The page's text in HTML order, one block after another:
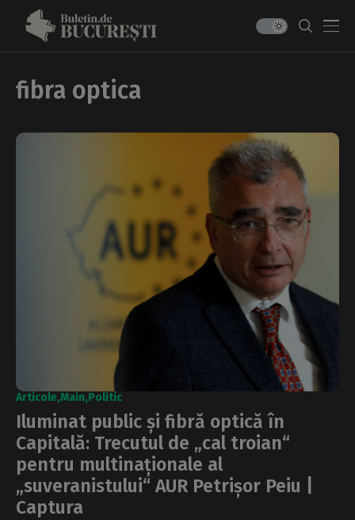
fibra optica
Articole Main Politic
Iluminat public și fibră optică în
Capitală: Trecutul de „cal troian“
pentru multinaționale al
„suveranistului“ AUR Petrișor Peiu |
Captura